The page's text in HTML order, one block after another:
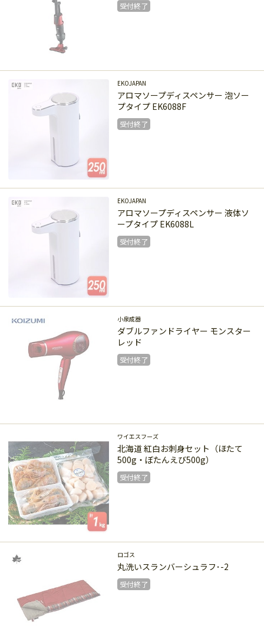
受付終了
受付終了
EKOJAPAN
アロマソープディスペンサー 泡ソー
プタイプ EK6088F
受付終了
受付終了
EKOJAPAN
アロマソープディスペンサー 液体ソ
ープタイプ EK6088L
受付終了
受付終了
小泉成器
ダブルファンドライヤー モンスター
レッド
受付終了
受付終了
ワイエスフーズ
北海道 紅白お刺身セット（ほたて
500g・ぼたんえび500g）
受付終了
受付終了
ロゴス
丸洗いスランバーシュラフ･-2
受付終了